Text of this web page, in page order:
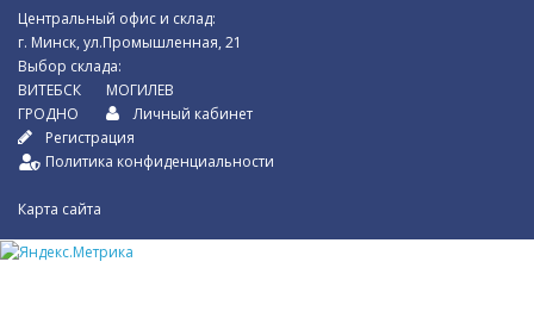
Центральный офис и склад:
г. Минск, ул.Промышленная, 21
Выбор склада:
ВИТЕБСК
ГРОДНО
МОГИЛЕВ
Личный кабинет
Регистрация
Политика конфиденциальности
Карта сайта